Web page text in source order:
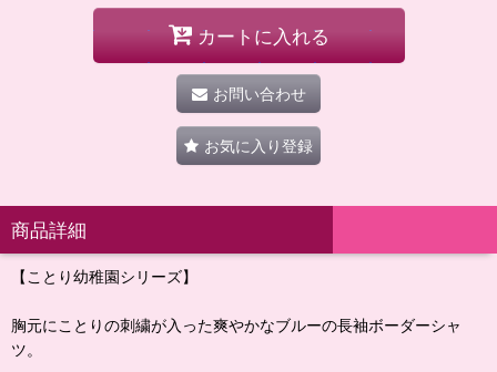
カートに入れる
お問い合わせ
お気に入り登録
商品詳細
【ことり幼稚園シリーズ】
胸元にことりの刺繍が入った爽やかなブルーの長袖ボーダーシャ
ツ。